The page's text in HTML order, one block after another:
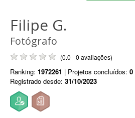
Filipe G.
Fotógrafo
(0.0 - 0 avaliações)
Ranking: 1972261 | Projetos concluídos: 0
Registrado desde: 31/10/2023